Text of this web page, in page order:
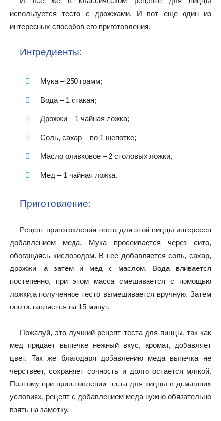
используется тесто с дрожжами. И вот еще один из
интересных способов его приготовления.
Ингредиенты:
Мука – 250 грамм;
Вода – 1 стакан;
Дрожжи – 1 чайная ложка;
Соль, сахар – по 1 щепотке;
Масло оливковое – 2 столовых ложки,
Мед – 1 чайная ложка.
Приготовление:
Рецепт приготовления теста для этой пиццы интересен
добавлением меда. Мука просеивается через сито,
обогащаясь кислородом. В нее добавляется соль, сахар,
дрожжи, а затем и мед с маслом. Вода вливается
постепенно, при этом масса смешивается с помощью
ложки,а полученное тесто вымешивается вручную. Затем
оно оставляется на 15 минут.
Пожалуй, это лучший рецепт теста для пиццы, так как
мед придает выпечке нежный вкус, аромат, добавляет
цвет. Так же благодаря добавлению меда выпечка не
черствеет, сохраняет сочность и долго остается мягкой.
Поэтому при приготовлении теста для пиццы в домашних
условиях, рецепт с добавлением меда нужно обязательно
взять на заметку.